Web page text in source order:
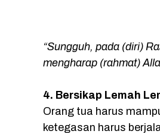
“Sungguh, pada (diri)
mengharap (rahmat)
4. Bersikap Lemah
Orang tua harus
ketegasan harus